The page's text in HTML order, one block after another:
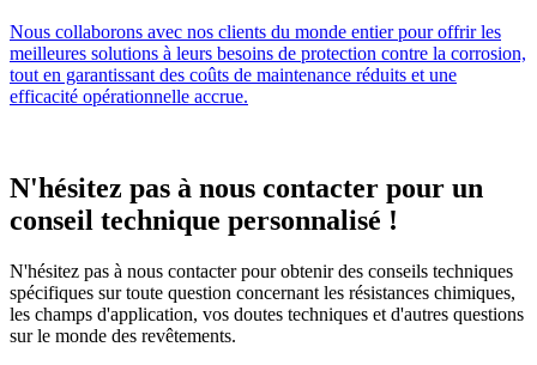
Nous collaborons avec nos clients du monde entier pour offrir les
meilleures solutions à leurs besoins de protection contre la corrosion,
tout en garantissant des coûts de maintenance réduits et une
efficacité opérationnelle accrue.
N'hésitez pas à nous contacter pour un
conseil technique personnalisé !
N'hésitez pas à nous contacter pour obtenir des conseils techniques
spécifiques sur toute question concernant les résistances chimiques,
les champs d'application, vos doutes techniques et d'autres questions
sur le monde des revêtements.